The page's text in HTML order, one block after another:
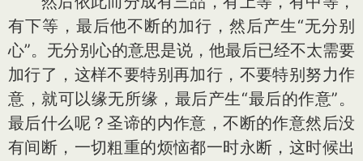
有下等，最后他不断的加行，然后产生“无分别
心”。无分别心的意思是说，他最后已经不太需要
加行了，这样不要特别再加行，不要特别努力作
意，就可以缘无所缘，最后产生“最后的作意”。
最后什么呢？圣谛的内作意，不断的作意然后没
有间断，一切粗重的烦恼都一时永断，这时候出